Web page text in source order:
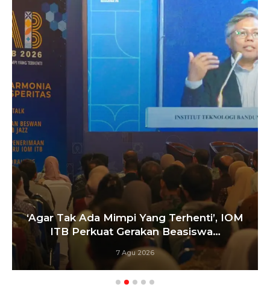
Satukan Siswa Dari Berbagai Sekolah,
Pelatih Paskibraka Bandung Fokus
Bangun…
6 Agu 2026